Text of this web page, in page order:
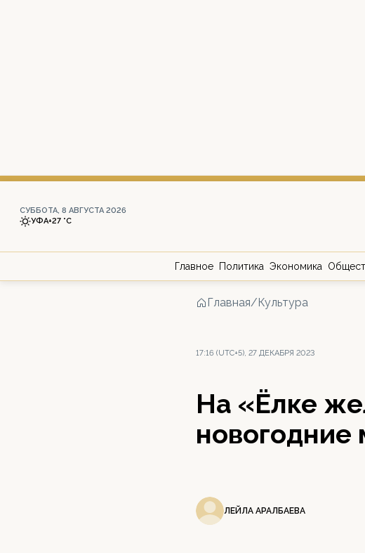
СУББОТА, 8 АВГУСТА 2026
УФА+27 °С
Главное Политика Экономика
Главная/Культура
17:16 (UTC+5), 27 ДЕКАБРЯ 2023
На «Ёлке
ЛЕЙЛА АРАЛБАЕВА